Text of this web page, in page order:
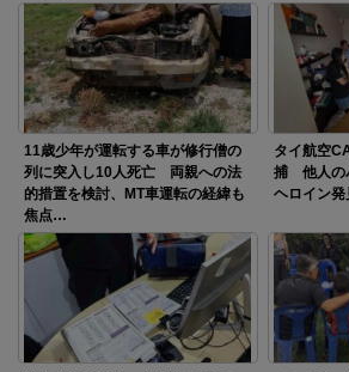
11歳少年が運転する車が修行僧の
列に突入し10人死亡 両親への法
的措置を検討、MT車運転の経緯も
焦点…
タイ航空
捕 他人の
ヘロイン発